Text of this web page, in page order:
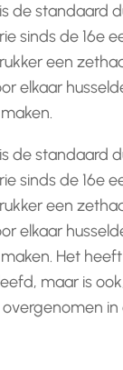
de standaard
sinds de 16e
een
elkaar
de standaard
sinds de 16e
een
elkaar
Het
maar is
in